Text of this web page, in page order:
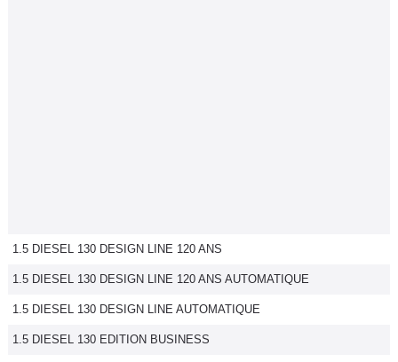
1.5 DIESEL 130 DESIGN LINE 120 ANS
1.5 DIESEL 130 DESIGN LINE 120 ANS AUTOMATIQUE
1.5 DIESEL 130 DESIGN LINE AUTOMATIQUE
1.5 DIESEL 130 EDITION BUSINESS